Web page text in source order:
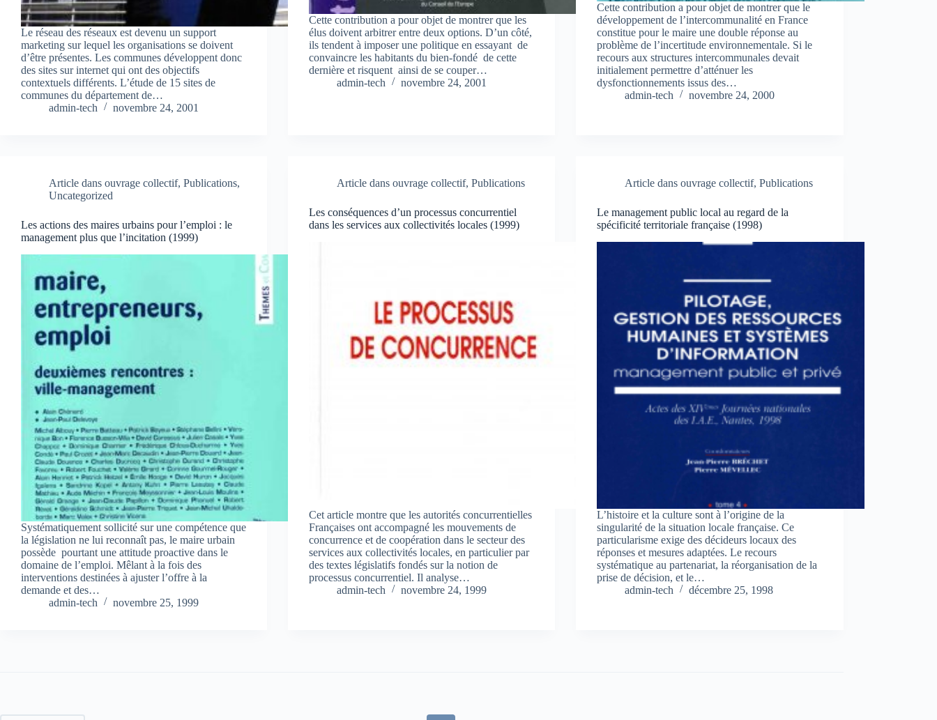
Le réseau des réseaux est devenu un support
marketing sur lequel les organisations se doivent
d’être présentes. Les communes développent donc
des sites sur internet qui ont des objectifs
contextuels différents. L’étude de 15 sites de
communes du département de…
admin-tech
novembre 24, 2001
Cette contribution a pour objet de montrer que les
élus doivent arbitrer entre deux options. D’un côté,
ils tendent à imposer une politique en essayant de
convaincre les habitants du bien-fondé de cette
dernière et risquent ainsi de se couper…
admin-tech
novembre 24, 2001
Cette contribution a pour objet de montrer que le
développement de l’intercommunalité en France
constitue pour le maire une double réponse au
problème de l’incertitude environnementale. Si le
recours aux structures intercommunales devait
initialement permettre d’atténuer les
dysfonctionnements issus des…
admin-tech
novembre 24, 2000
Article dans ouvrage collectif, Publications,
Uncategorized
Les actions des maires urbains pour l’emploi : le
management plus que l’incitation (1999)
Systématiquement sollicité sur une compétence que
la législation ne lui reconnaît pas, le maire urbain
possède pourtant une attitude proactive dans le
domaine de l’emploi. Mêlant à la fois des
interventions destinées à ajuster l’offre à la
demande et des…
admin-tech
novembre 25, 1999
Article dans ouvrage collectif,Publications
Les conséquences d’un processus concurrentiel
dans les services aux collectivités locales (1999)
Cet article montre que les autorités concurrentielles
Françaises ont accompagné les mouvements de
concurrence et de coopération dans le secteur des
services aux collectivités locales, en particulier par
des textes législatifs fondés sur la notion de
processus concurrentiel. Il analyse…
admin-tech
novembre 24, 1999
Article dans ouvrage collectif,Publications
Le management public local au regard de la
spécificité territoriale française (1998)
L’histoire et la culture sont à l’origine de la
singularité de la situation locale française. Ce
particularisme exige des décideurs locaux des
réponses et mesures adaptées. Le recours
systématique au partenariat, la réorganisation de la
prise de décision, et le…
admin-tech
décembre 25, 1998